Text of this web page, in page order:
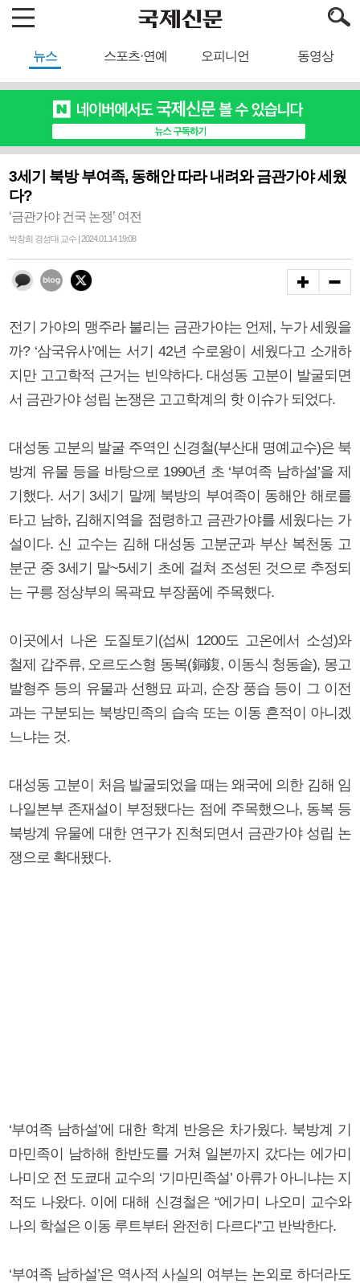
뉴스 스포츠·연예 오피니언 동영상
3세기 북방 부여족, 동해안 따라 내려와 금관가야 세웠
다?
‘금관가야 건국 논쟁’ 여전
박창희 경성대 교수 | 2024.01.14 19:08
전기 가야의 맹주라 불리는 금관가야는 언제, 누가 세웠을
까? ‘삼국유사’에는 서기 42년 수로왕이 세웠다고 소개하
지만 고고학적 근거는 빈약하다. 대성동 고분이 발굴되면
서 금관가야 성립 논쟁은 고고학계의 핫 이슈가 되었다.
대성동 고분의 발굴 주역인 신경철(부산대 명예교수)은 북
방계 유물 등을 바탕으로 1990년 초 ‘부여족 남하설’을 제
기했다. 서기 3세기 말께 북방의 부여족이 동해안 해로를
타고 남하, 김해지역을 점령하고 금관가야를 세웠다는 가
설이다. 신 교수는 김해 대성동 고분군과 부산 복천동 고
분군 중 3세기 말~5세기 초에 걸쳐 조성된 것으로 추정되
는 구릉 정상부의 목곽묘 부장품에 주목했다.
이곳에서 나온 도질토기(섭씨 1200도 고온에서 소성)와
철제 갑주류, 오르도스형 동복(銅鍑, 이동식 청동솥), 몽고
발형주 등의 유물과 선행묘 파괴, 순장 풍습 등이 그 이전
과는 구분되는 북방민족의 습속 또는 이동 흔적이 아니겠
느냐는 것.
대성동 고분이 처음 발굴되었을 때는 왜국에 의한 김해 임
나일본부 존재설이 부정됐다는 점에 주목했으나, 동복 등
북방계 유물에 대한 연구가 진척되면서 금관가야 성립 논
쟁으로 확대됐다.
‘부여족 남하설’에 대한 학계 반응은 차가웠다. 북방계 기
마민족이 남하해 한반도를 거쳐 일본까지 갔다는 에가미
나미오 전 도쿄대 교수의 ‘기마민족설’ 아류가 아니냐는 지
적도 나왔다. 이에 대해 신경철은 “에가미 나오미 교수와
나의 학설은 이동 루트부터 완전히 다르다”고 반박한다.
‘부여족 남하설’은 역사적 사실의 여부는 논외로 하더라도